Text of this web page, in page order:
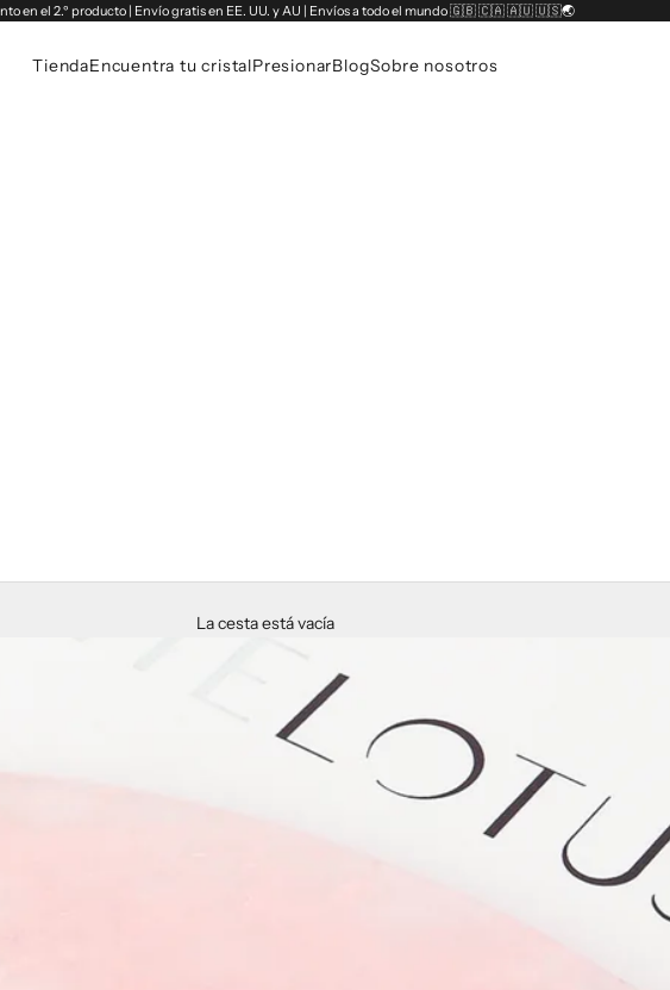
en el 2.º producto | Envío gratis en EE. UU. y AU | Envíos a todo el mundo 🇬🇧 🇨🇦 🇦🇺 🇺🇸🌏
TiendaEncuentra tu cristalPresionarBlogSobre nosotros
La cesta está vacía